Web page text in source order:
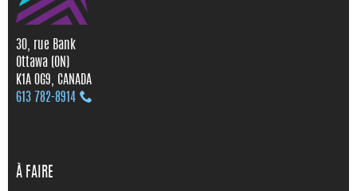
30, rue Bank
Ottawa (ON)
K1A 0G9, CANADA
613 782‑8914
À FAIRE